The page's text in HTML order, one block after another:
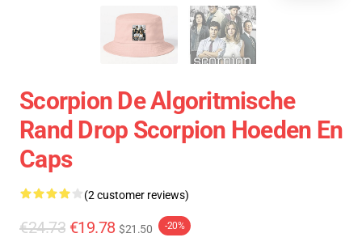
Scorpion De Algoritmische
Rand Drop Scorpion Hoeden En
Caps
(2 customer reviews)
€24.73 €19.78 $21.50 -20%